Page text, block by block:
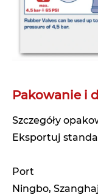
Pakowanie i
Szczegóły
Eksportuj
Port
Ningbo,